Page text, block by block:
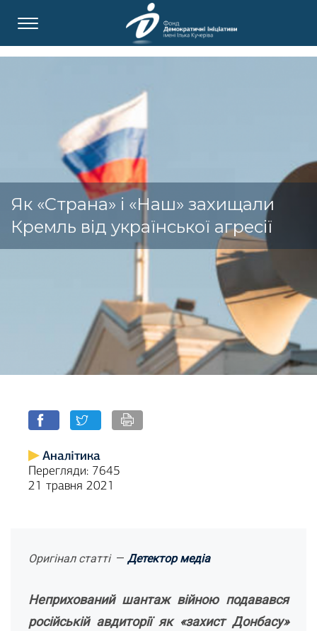
Як «Страна» і «Наш» захищали
Кремль від української агресії
Аналітика
Перегляди: 7645
21 травня 2021
Оригінал статті — Детектор медіа
Неприхований шантаж війною подавався
російській авдиторії як «захист Донбасу»